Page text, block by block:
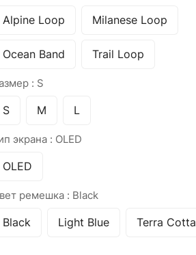
Alpine Loop Milanese Loop
Ocean Band Trail Loop
: S
S M L
экрана : OLED
OLED
ремешка : Black
Black Light Blue Terra Cotta